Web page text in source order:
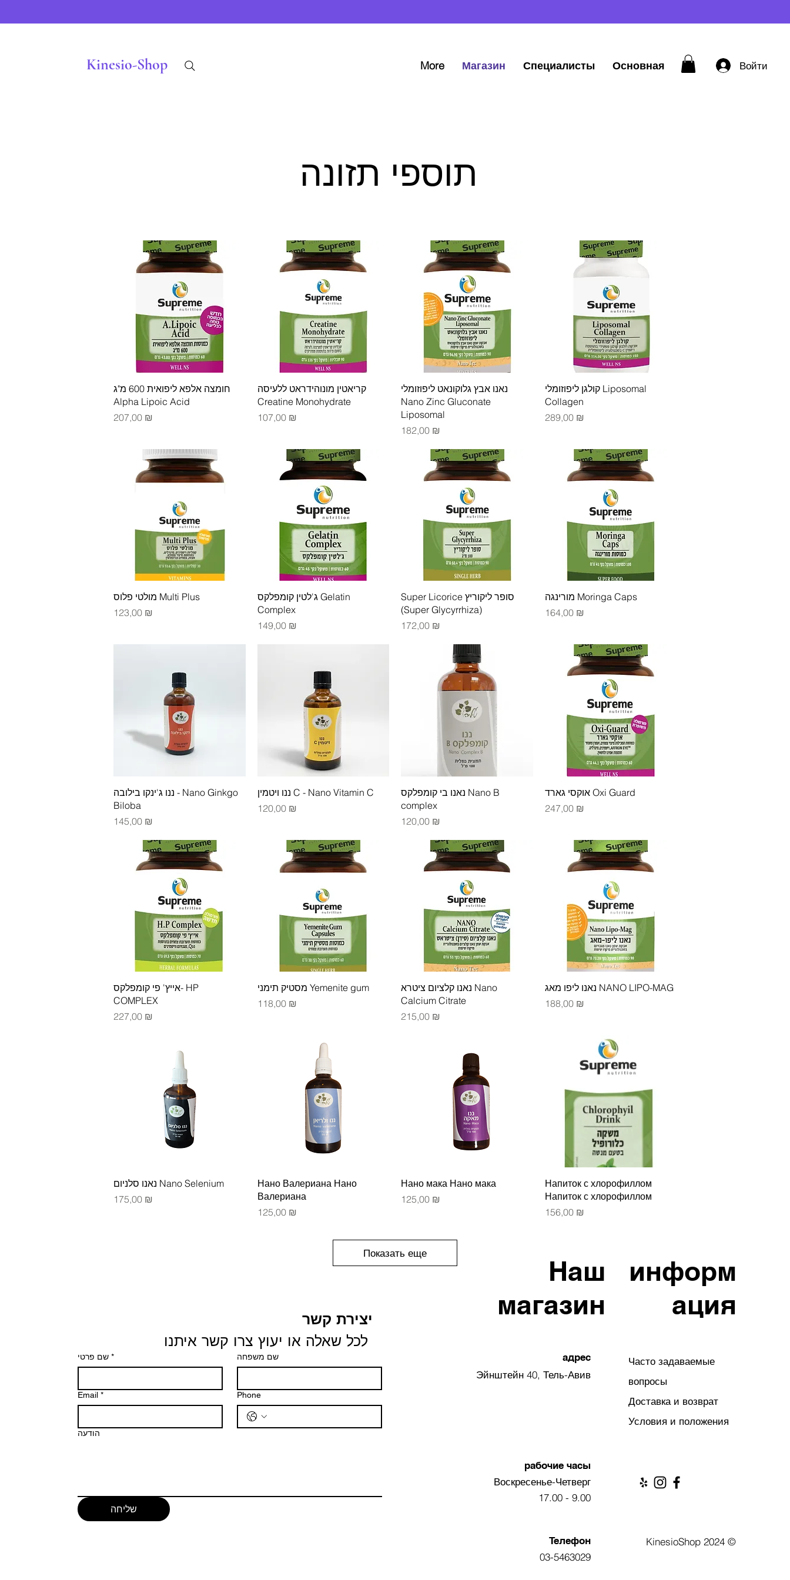
Kinesio-Shop Войти
Основная
Специалисты
Магазин
More
תוספי תזונה
Быстрый просмотр
חומצה אלפא ליפואית 600 מ"ג
Alpha Lipoic Acid
Цена
207,00 ₪
Быстрый просмотр
קריאטין מונוהידראט ללעיסה
Creatine Monohydrate
Цена
107,00 ₪
Быстрый просмотр
נאנו אבץ גלוקונאט ליפוזומלי
Nano Zinc Gluconate
Liposomal
Цена
182,00 ₪
Быстрый просмотрקולגן ליפוזומלי Liposomal
Collagen
Цена
289,00 ₪
Быстрый просмотр
מולטי פלוס Multi Plus
Цена
123,00 ₪
Быстрый просмотрג'לטין קומפלקס Gelatin
Complex
Цена
149,00 ₪
Быстрый просмотр
Super Licorice סופר ליקוריץ
(Super Glycyrrhiza)
Цена
172,00 ₪
Быстрый просмотр
מורינגה Moringa Caps
Цена
164,00 ₪
Быстрый просмотр​ננו ג'ינקו בילובה - Nano Ginkgo
Biloba
Цена
145,00 ₪
Быстрый просмотр
ננו ויטמין C‏ - Nano Vitamin C
Цена
120,00 ₪
Быстрый просмотр
נאנו בי קומפלקס Nano B
complex
Цена
120,00 ₪
Быстрый просмотр
אוקסי גארד Oxi Guard
Цена
247,00 ₪
Быстрый просмотр
אייץ' פי קומפלקס- HP
COMPLEX
Цена
227,00 ₪
Быстрый просмотр
מסטיק תימני Yemenite gum
Цена
118,00 ₪
Быстрый просмотр
נאנו קלציום ציטרא Nano
Calcium Citrate
Цена
215,00 ₪
Быстрый просмотр
נאנו ליפו מאג NANO LIPO-MAG
Цена
188,00 ₪
Быстрый просмотр
נאנו סלניום Nano Selenium
Цена
175,00 ₪
Быстрый просмотр
Нано Валериана Нано
Валериана
Цена
125,00 ₪
Быстрый просмотр
Нано мака Нано мака
Цена
125,00 ₪
Быстрый просмотр
Напиток с хлорофиллом
Напиток с хлорофиллом
Цена
156,00 ₪
Показать еще
יצירת קשר
לכל שאלה או יעוץ צרו קשר איתנו
שם פרטי * שם משפחה
Email * Phone
הודעה
שליחה
информ
ация
Наш
магазин
Часто задаваемые
вопросы
Доставка и возврат
Условия и положения
адрес
Эйнштейн 40, Тель-Авив
рабочие часы
Воскресенье-Четверг
9.00 - 17.00
© 2024 KinesioShop
Телефон
03-5463029